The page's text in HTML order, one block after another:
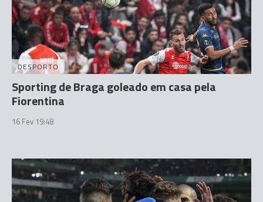
DESPORTO
Sporting de Braga goleado em casa pela
Fiorentina
16 Fev 19:48